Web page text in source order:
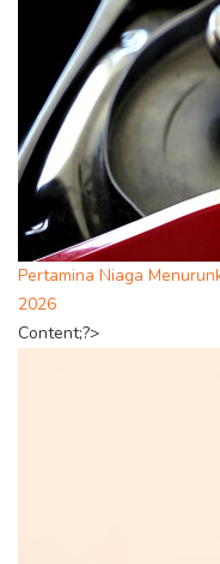
Pertamina Niaga
2026
Content;?>